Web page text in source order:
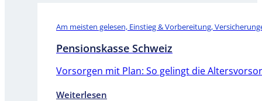
Am meisten gelesen, Einstieg & Vorbereitung,
Pensionskasse Schweiz
Vorsorgen mit Plan: So gelingt die
Weiterlesen